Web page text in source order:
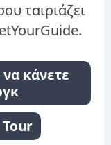
ταιριάζει
κάνετε
Tour